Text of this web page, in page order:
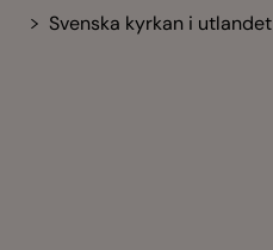
Svenska kyrkan i utlandet